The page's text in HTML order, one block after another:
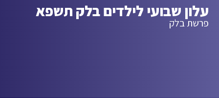
עלון שבועי לילדים בלק תשפא
פרשת בלק